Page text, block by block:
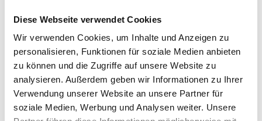
Diese Webseite verwendet Cookies
Wir verwenden Cookies, um Inhalte und Anzeigen zu
personalisieren, Funktionen für soziale Medien anbieten
zu können und die Zugriffe auf unsere Website zu
analysieren. Außerdem geben wir Informationen zu Ihrer
Verwendung unserer Website an unsere Partner für
soziale Medien, Werbung und Analysen weiter. Unsere